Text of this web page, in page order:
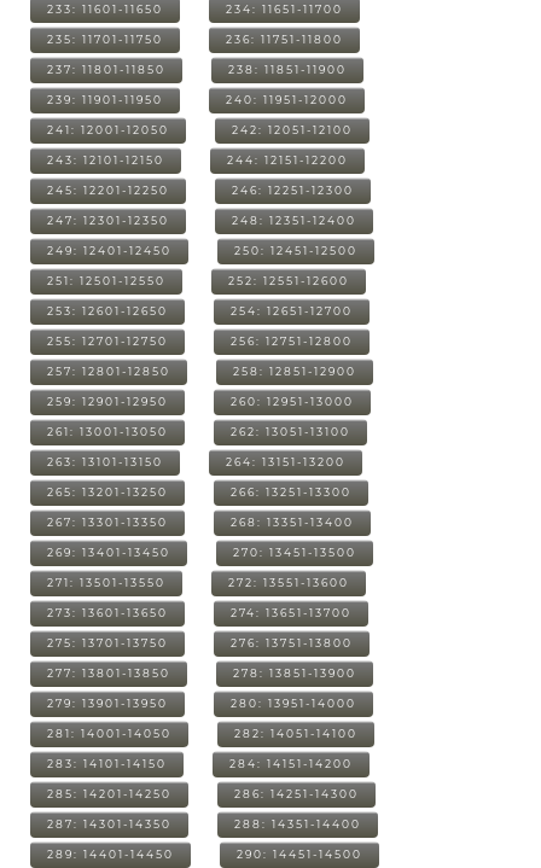
233: 11601-11650 234: 11651-11700
235: 11701-11750 236: 11751-11800
237: 11801-11850 238: 11851-11900
239: 11901-11950 240: 11951-12000
241: 12001-12050 242: 12051-12100
243: 12101-12150 244: 12151-12200
245: 12201-12250 246: 12251-12300
247: 12301-12350 248: 12351-12400
249: 12401-12450 250: 12451-12500
251: 12501-12550 252: 12551-12600
253: 12601-12650 254: 12651-12700
255: 12701-12750 256: 12751-12800
257: 12801-12850 258: 12851-12900
259: 12901-12950 260: 12951-13000
261: 13001-13050 262: 13051-13100
263: 13101-13150 264: 13151-13200
265: 13201-13250 266: 13251-13300
267: 13301-13350 268: 13351-13400
269: 13401-13450 270: 13451-13500
271: 13501-13550 272: 13551-13600
273: 13601-13650 274: 13651-13700
275: 13701-13750 276: 13751-13800
277: 13801-13850 278: 13851-13900
279: 13901-13950 280: 13951-14000
281: 14001-14050 282: 14051-14100
283: 14101-14150 284: 14151-14200
285: 14201-14250 286: 14251-14300
287: 14301-14350 288: 14351-14400
289: 14401-14450 290: 14451-14500